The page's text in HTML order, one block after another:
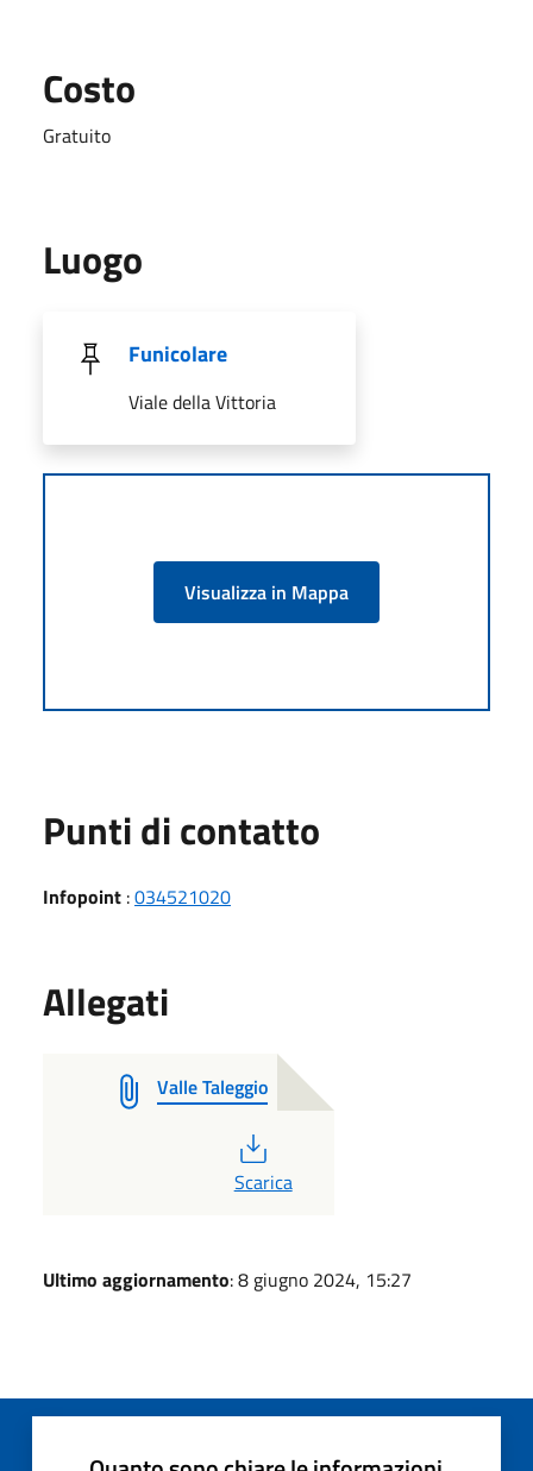
Costo
Gratuito
Luogo
Funicolare
Viale della Vittoria
Visualizza in Mappa
Punti di contatto
Infopoint :034521020
Allegati
Valle Taleggio
PDF
Scarica
Ultimo aggiornamento: 8 giugno 2024, 15:27